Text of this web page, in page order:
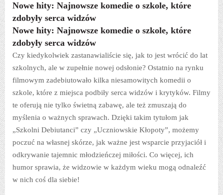
Nowe hity: Najnowsze komedie o szkole, które
zdobyły serca widzów
Nowe hity: Najnowsze komedie o szkole, które
zdobyły serca widzów
Czy kiedykolwiek zastanawialiście się, jak to jest wrócić do lat
szkolnych, ale w zupełnie nowej odsłonie? Ostatnio na rynku
filmowym zadebiutowało kilka niesamowitych komedii o
szkole, które z miejsca podbiły serca widzów i krytyków. Filmy
te oferują nie tylko świetną zabawę, ale też zmuszają do
myślenia o ważnych sprawach. Dzięki takim tytułom jak
„Szkolni Debiutanci” czy „Uczniowskie Kłopoty”, możemy
poczuć na własnej skórze, jak ważne jest wsparcie przyjaciół i
odkrywanie tajemnic młodzieńczej miłości. Co więcej, ich
humor sprawia, że widzowie w każdym wieku mogą odnaleźć
w nich coś dla siebie!